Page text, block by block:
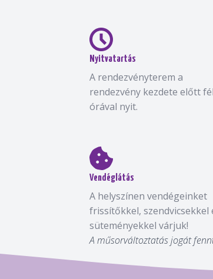
Nyitvatartás
A rendezvényterem a
rendezvény kezdete előtt fél
órával nyit.
Vendéglátás
A helyszínen vendégeinket
frissítőkkel, szendvicsekkel
süteményekkel várjuk!
A műsorváltoztatás jogát